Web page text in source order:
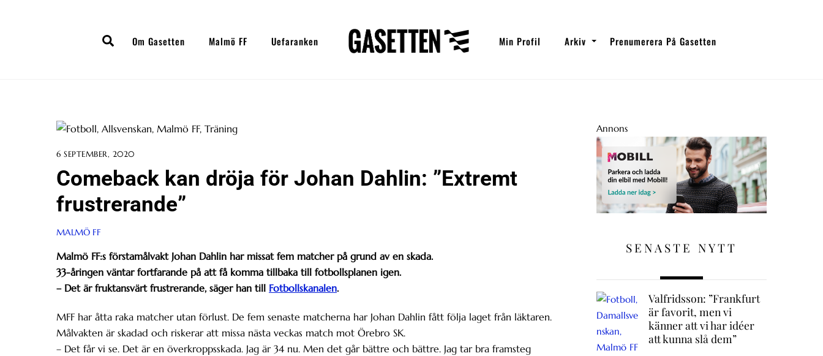
SearchOm Gasetten Malmö FF Uefaranken Min Profil Arkiv Prenumerera På Gasetten
6 SEPTEMBER, 2020
Comeback kan dröja för Johan Dahlin: ”Extremt
frustrerande”
MALMÖ FF
Malmö FF:s förstamålvakt Johan Dahlin har missat fem matcher på grund av en skada.
33-åringen väntar fortfarande på att få komma tillbaka till fotbollsplanen igen.
– Det är fruktansvärt frustrerande, säger han till Fotbollskanalen.
MFF har åtta raka matcher utan förlust. De fem senaste matcherna har Johan Dahlin fått följa laget från läktaren.
Målvakten är skadad och riskerar att missa nästa veckas match mot Örebro SK.
– Det får vi se. Det är en överkroppsskada. Jag är 34 nu. Men det går bättre och bättre. Jag tar bra framsteg
Annons
SENASTE NYTT
Valfridsson: ”Frankfurt
är favorit, men vi
känner att vi har idéer
att kunna slå dem”